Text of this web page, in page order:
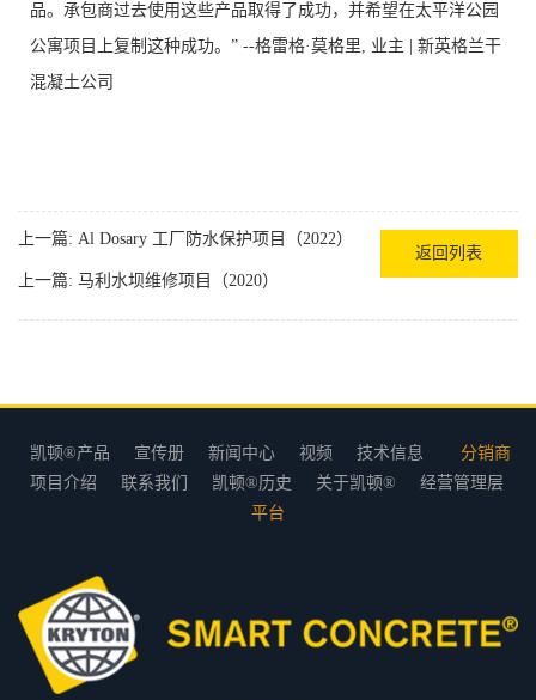
品。承包商过去使用这些产品取得了成功，并希望在太平洋公园
公寓项目上复制这种成功。” --格雷格·莫格里, 业主 | 新英格兰干
混凝土公司
上一篇: Al Dosary 工厂防水保护项目（2022）
上一篇: 马利水坝维修项目（2020）
返回列表
凯顿®产品 宣传册 新闻中心 视频
技术信息
项目介绍
联系我们 凯顿®历史 关于凯顿® 经营管理层
分销商
平台